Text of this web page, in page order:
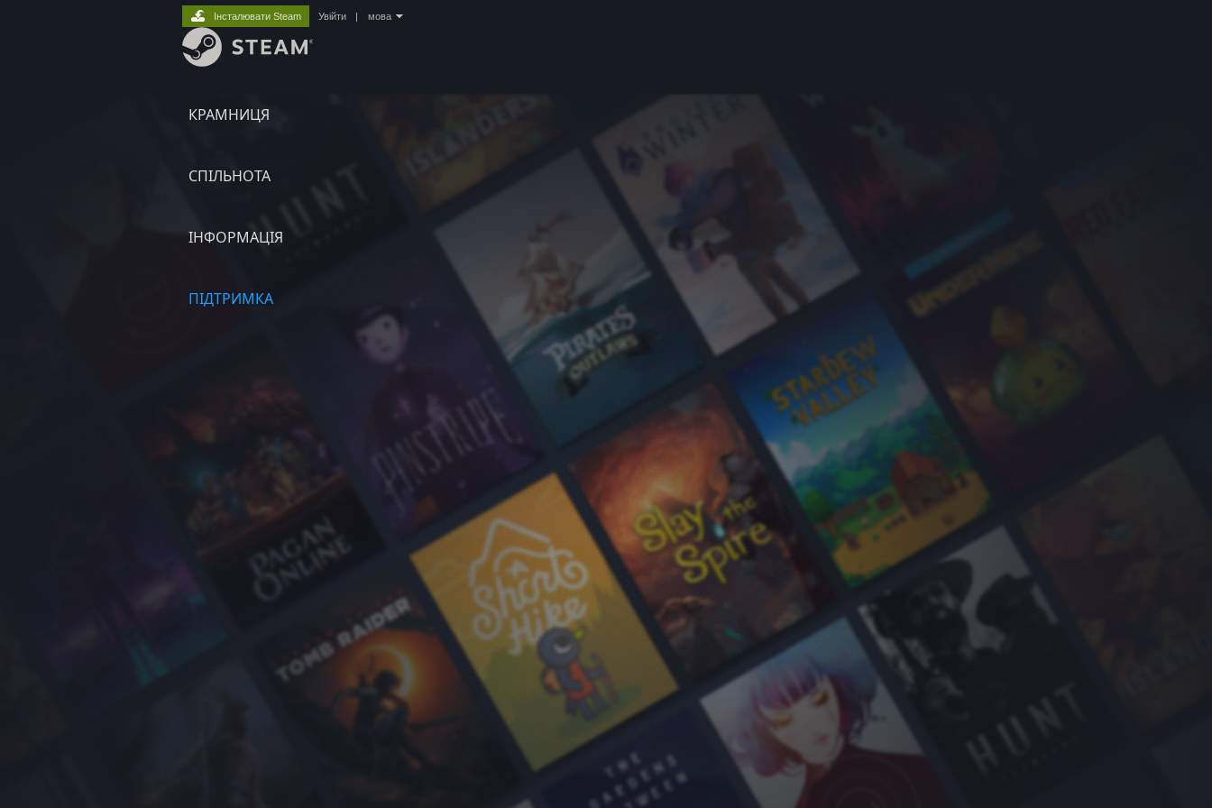
КРАМНИЦЯ
СПІЛЬНОТА
ІНФОРМАЦІЯ
ПІДТРИМКА
Інсталювати Steam Увійти | мова